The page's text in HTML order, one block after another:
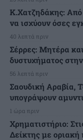
Κ.Χατζηδάκης: Από
να ισχύουν όσες
40 λεπτά πριν
Σέρρες: Μητέρα
δυστυχήματος
56 λεπτά πριν
Σαουδική Αραβία,
υπογράψουν
1 ώρα πριν
Χρηματιστήριο:
Δείκτης με οριακή